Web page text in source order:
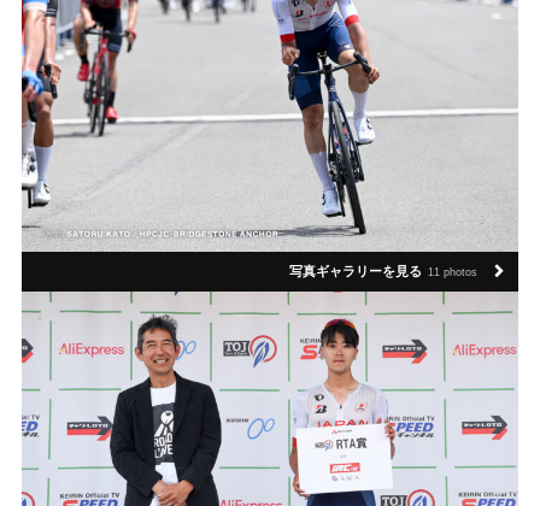
写真ギャラリーを見る 11 photos